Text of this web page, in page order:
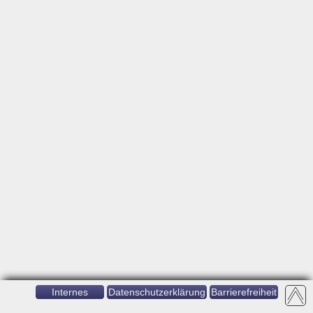
Internes Datenschutzerklärung Barrierefreiheit